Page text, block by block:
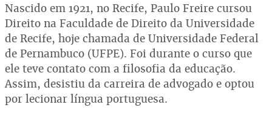
Nascido em 1921, no Recife, Paulo Freire cursou
Direito na Faculdade de Direito da Universidade
de Recife, hoje chamada de Universidade Federal
de Pernambuco (UFPE). Foi durante o curso que
ele teve contato com a filosofia da educação.
Assim, desistiu da carreira de advogado e optou
por lecionar língua portuguesa.